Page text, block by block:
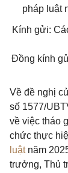
pháp luật
Kính gửi:
Đồng kính
Về đề nghị
số 1577/
về việc tháo
chức thực
luậtnăm
trưởng, Thủ